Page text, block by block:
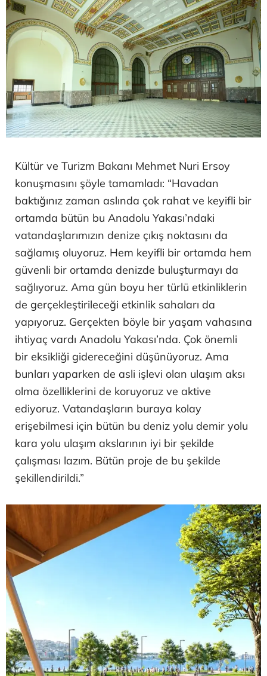
Kültür ve Turizm Bakanı Mehmet Nuri Ersoy
konuşmasını şöyle tamamladı: “Havadan
baktığınız zaman aslında çok rahat ve keyifli bir
ortamda bütün bu Anadolu Yakası’ndaki
vatandaşlarımızın denize çıkış noktasını da
sağlamış oluyoruz. Hem keyifli bir ortamda hem
güvenli bir ortamda denizde buluşturmayı da
sağlıyoruz. Ama gün boyu her türlü etkinliklerin
de gerçekleştirileceği etkinlik sahaları da
yapıyoruz. Gerçekten böyle bir yaşam vahasına
ihtiyaç vardı Anadolu Yakası’nda. Çok önemli
bir eksikliği gidereceğini düşünüyoruz. Ama
bunları yaparken de asli işlevi olan ulaşım aksı
olma özelliklerini de koruyoruz ve aktive
ediyoruz. Vatandaşların buraya kolay
erişebilmesi için bütün bu deniz yolu demir yolu
kara yolu ulaşım akslarının iyi bir şekilde
çalışması lazım. Bütün proje de bu şekilde
şekillendirildi.”